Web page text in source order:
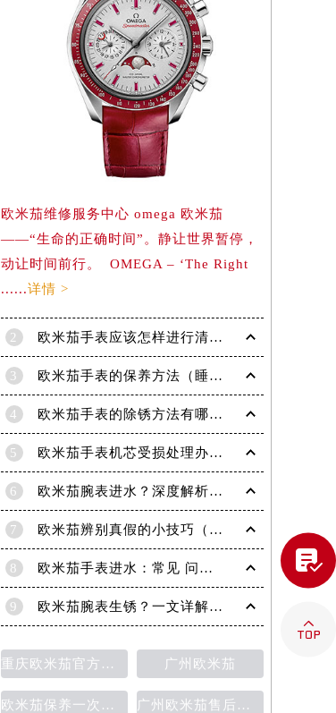
欧米茄维修服务中心 omega 欧米茄
——“生命的正确时间”。静让世界暂停，
动让时间前行。 OMEGA – ‘The Right
......详情 >
2 欧米茄手表应该怎样进行清洗保养呢？
3 欧米茄手表的保养方法（睡觉时不要戴欧米茄手表的原因）
4 欧米茄手表的除锈方法有哪些?
5 欧米茄手表机芯受损处理办法汇总（专业维修技巧与注意事项）
6 欧米茄腕表进水？深度解析解决策略，守护您的爱表！
7 欧米茄辨别真假的小技巧（助你轻松识破假表）
8 欧米茄手表进水：常见 问题详解
9 欧米茄腕表生锈？一文详解解决策略与预防技巧！
重庆欧米茄官方售后维修服务中心 广州欧米茄
欧米茄保养一次多少钱 广州欧米茄售后维修服务中心

